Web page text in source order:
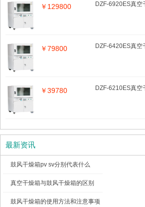
DZF-6920ES真空
￥129800
DZF-6420ES真空
￥79800
DZF-6210ES真空
￥39780
最新资讯
鼓风干燥箱pv sv分别代表什么
真空干燥箱与鼓风干燥箱的区别
鼓风干燥箱的使用方法和注意事项